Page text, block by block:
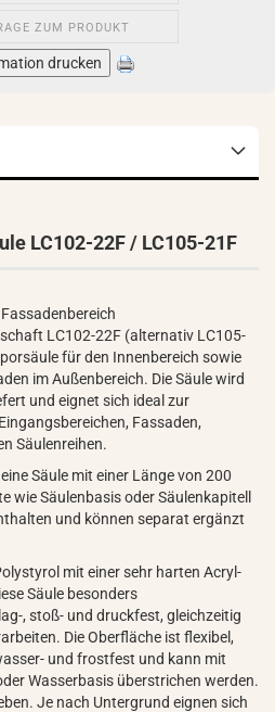
ZUM PRODUKT
drucken
LC102-22F / LC105-21F
LC102-22F (alternativ LC105-
für den Innenbereich sowie
im Außenbereich. Die Säule wird
und eignet sich ideal zur
Fassaden,
Säulenreihen.
Säule mit einer Länge von 200
wie Säulenbasis oder Säulenkapitell
und können separat ergänzt
mit einer sehr harten Acryl-
Säule besonders
, stoß- und druckfest, gleichzeitig
Die Oberfläche ist flexibel,
und frostfest und kann mit
Wasserbasis überstrichen werden.
Je nach Untergrund eignen sich